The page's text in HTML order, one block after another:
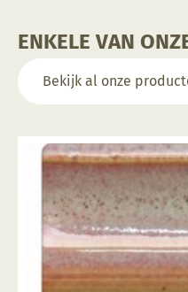
ENKELE VAN
Bekijk al onze